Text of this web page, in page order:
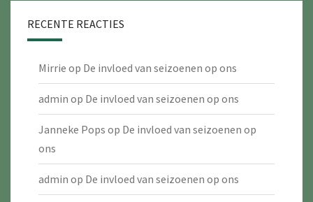
RECENTE REACTIES
Mirrie op De invloed van seizoenen op ons
admin op De invloed van seizoenen op ons
Janneke Pops op De invloed van seizoenen op
ons
admin op De invloed van seizoenen op ons